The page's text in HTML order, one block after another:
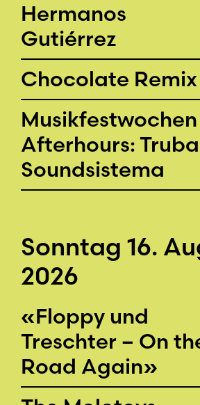
Hermanos
Gutiérrez
Chocolate Remix
Musikfestwochen
Afterhours:
Soundsistema
Sonntag 16.
2026
«Floppy und
Treschter – On
Road Again»